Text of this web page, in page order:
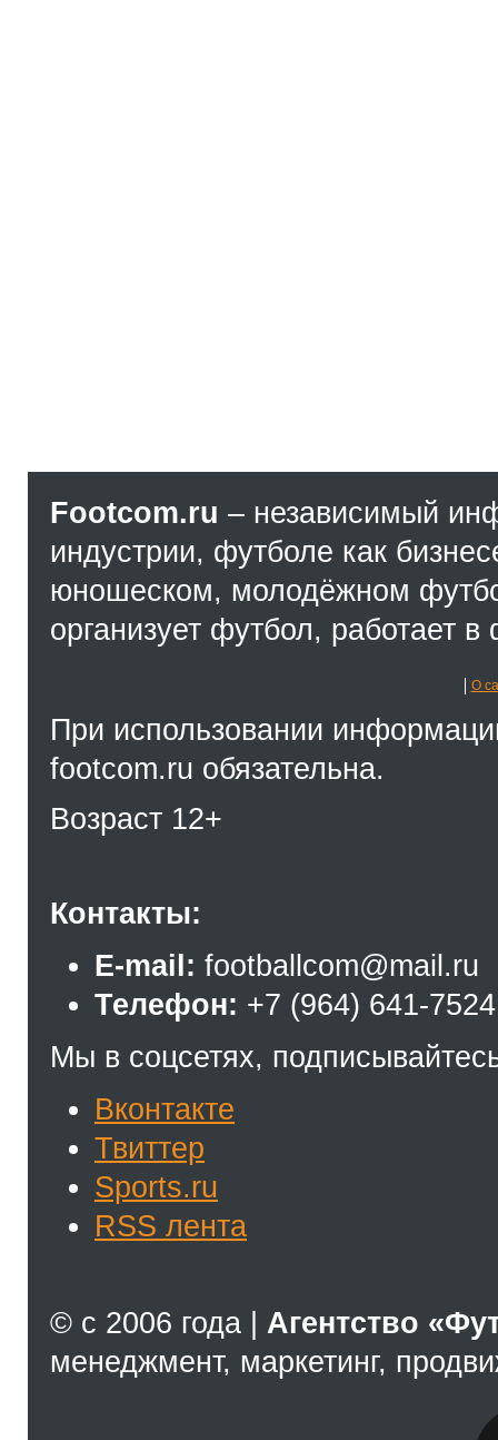
Footcom.ru – независимый
индустрии, футболе как
юношеском, молодёжном
организует футбол, работает
О
При использовании
footcom.ru обязательна.
Возраст 12+
Контакты:
E-mail: footballcom@mail.ru
Телефон: +7 (964) 641-7524
Мы в соцсетях,
Вконтакте
Твиттер
Sports.ru
RSS лента
© с 2006 года | Агентство
менеджмент, маркетинг,